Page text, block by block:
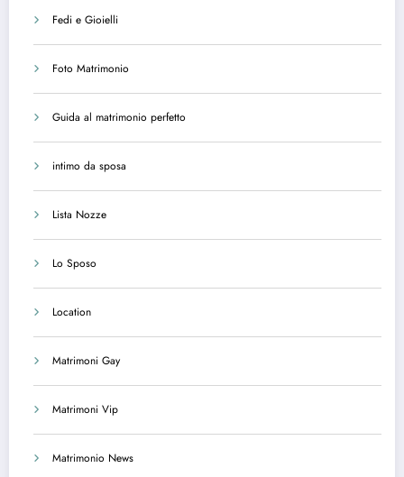
Fedi e Gioielli
Foto Matrimonio
Guida al matrimonio perfetto
intimo da sposa
Lista Nozze
Lo Sposo
Location
Matrimoni Gay
Matrimoni Vip
Matrimonio News